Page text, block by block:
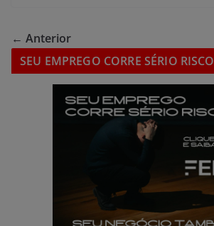
← Anterior
SEU EMPREGO CORRE SÉRIO RISCO